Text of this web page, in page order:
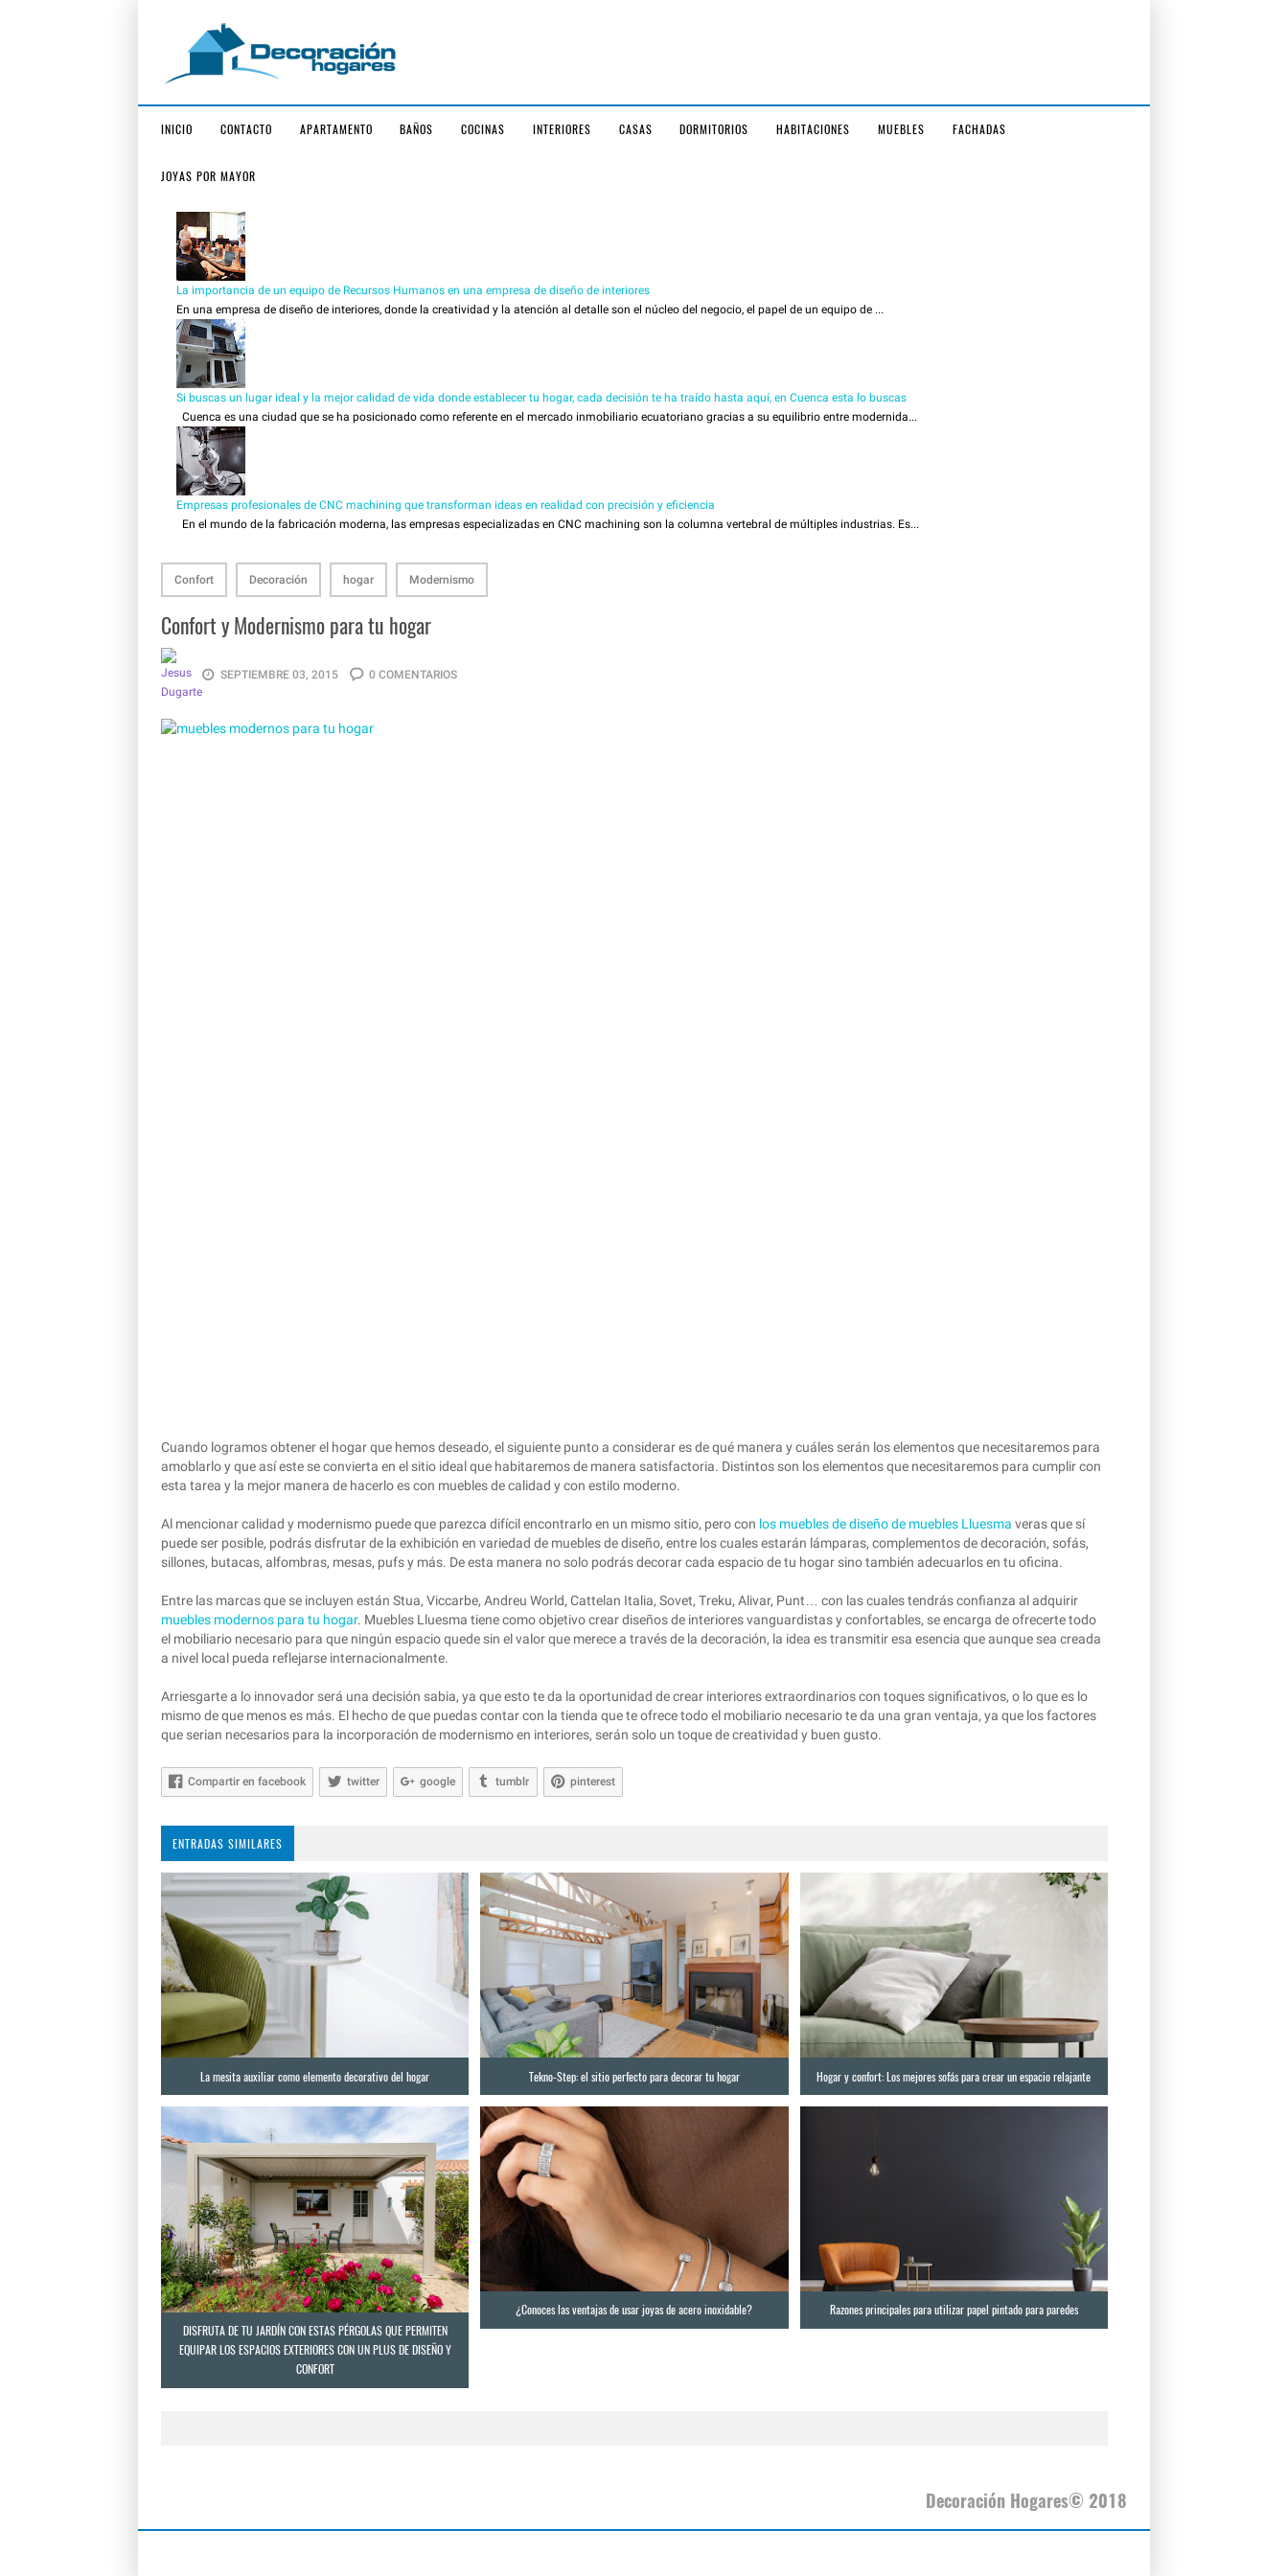
INICIO CONTACTO APARTAMENTO BAÑOS COCINAS INTERIORES CASAS DORMITORIOS HABITACIONES MUEBLES FACHADAS
JOYAS POR MAYOR
La importancia de un equipo de Recursos Humanos en una empresa de diseño de interiores
En una empresa de diseño de interiores, donde la creatividad y la atención al detalle son el núcleo del negocio, el papel de un equipo de ...
Si buscas un lugar ideal y la mejor calidad de vida donde establecer tu hogar, cada decisión te ha traído hasta aquí, en Cuenca esta lo buscas
Cuenca es una ciudad que se ha posicionado como referente en el mercado inmobiliario ecuatoriano gracias a su equilibrio entre modernida...
Empresas profesionales de CNC machining que transforman ideas en realidad con precisión y eficiencia
En el mundo de la fabricación moderna, las empresas especializadas en CNC machining son la columna vertebral de múltiples industrias. Es...
Confort Decoración hogar Modernismo
Confort y Modernismo para tu hogar
SEPTIEMBRE 03, 2015 0 COMENTARIOS
Cuando logramos obtener el hogar que hemos deseado, el siguiente punto a considerar es de qué manera y cuáles serán los elementos que necesitaremos para
amoblarlo y que así este se convierta en el sitio ideal que habitaremos de manera satisfactoria. Distintos son los elementos que necesitaremos para cumplir con
esta tarea y la mejor manera de hacerlo es con muebles de calidad y con estilo moderno.
Al mencionar calidad y modernismo puede que parezca difícil encontrarlo en un mismo sitio, pero con los muebles de diseño de muebles Lluesma veras que sí
puede ser posible, podrás disfrutar de la exhibición en variedad de muebles de diseño, entre los cuales estarán lámparas, complementos de decoración, sofás,
sillones, butacas, alfombras, mesas, pufs y más. De esta manera no solo podrás decorar cada espacio de tu hogar sino también adecuarlos en tu oficina.
Entre las marcas que se incluyen están Stua, Viccarbe, Andreu World, Cattelan Italia, Sovet, Treku, Alivar, Punt… con las cuales tendrás confianza al adquirir
muebles modernos para tu hogar. Muebles Lluesma tiene como objetivo crear diseños de interiores vanguardistas y confortables, se encarga de ofrecerte todo
el mobiliario necesario para que ningún espacio quede sin el valor que merece a través de la decoración, la idea es transmitir esa esencia que aunque sea creada
a nivel local pueda reflejarse internacionalmente.
Arriesgarte a lo innovador será una decisión sabia, ya que esto te da la oportunidad de crear interiores extraordinarios con toques significativos, o lo que es lo
mismo de que menos es más. El hecho de que puedas contar con la tienda que te ofrece todo el mobiliario necesario te da una gran ventaja, ya que los factores
que serian necesarios para la incorporación de modernismo en interiores, serán solo un toque de creatividad y buen gusto.
Compartir en facebook twitter google tumblr pinterest
ENTRADAS SIMILARES
La mesita auxiliar como elemento decorativo del hogar Tekno-Step: el sitio perfecto para decorar tu hogar Hogar y confort: Los mejores sofás para crear un espacio relajante
DISFRUTA DE TU JARDÍN CON ESTAS PÉRGOLAS QUE PERMITEN
EQUIPAR LOS ESPACIOS EXTERIORES CON UN PLUS DE DISEÑO Y
CONFORT
¿Conoces las ventajas de usar joyas de acero inoxidable? Razones principales para utilizar papel pintado para paredes
Decoración Hogares© 2018